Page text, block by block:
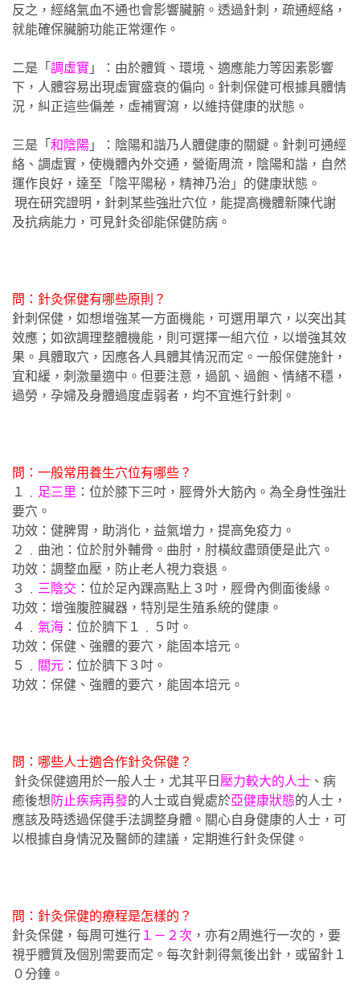
反之，經絡氣血不通也會影響臟腑。透過針刺，疏通經絡，
就能確保臟腑功能正常運作。
二是「調虛實 」：由於體質、環境、適應能力等因素影響
下，人體容易出現虛實盛衰的偏向。針刺保健可根據具體情
況，糾正這些偏差，虛補實瀉，以維持健康的狀態。
三是「和陰陽 」：陰陽和諧乃人體健康的關鍵。針刺可通經
絡、調虛實，使機體內外交通，營衛周流，陰陽和諧，自然
運作良好，達至「陰平陽秘，精神乃治」的健康狀態。
現在研究證明，針刺某些強壯穴位，能提高機體新陳代謝
及抗病能力，可見針灸卻能保健防病。
問：針灸保健有哪些原則？
針刺保健，如想增強某一方面機能，可選用單穴，以突出其
效應；如欲調理整體機能，則可選擇一組穴位，以增強其效
果。具體取穴，因應各人具體其情況而定。一般保健施針，
宜和緩，刺激量適中。但要注意，過飢、過飽、情緒不穩，
過勞，孕婦及身體過度虛弱者，均不宜進行針刺。
問：一般常用養生穴位有哪些？
１﹒
足三里 ：位於膝下三吋，脛骨外大筋內。為全身性強壯
要穴。
功效：健脾胃，助消化，益氣增力，提高免疫力。
２﹒曲池：位於肘外輔骨。曲肘，肘橫紋盡頭便是此穴。
功效：調整血壓，防止老人視力衰退。
３﹒
三陰交 ：位於足內踝高點上３吋，脛骨內側面後緣。
功效：增強腹腔臟器，特別是生殖系統的健康。
４﹒ 氣海 ：位於臍下１﹒５吋。
功效：保健、強體的要穴，能固本培元。
５﹒ 關元 ：位於臍下３吋。
功效：保健、強體的要穴，能固本培元。
問：哪些人士適合作針灸保健？
針灸保健適用於一般人士，尤其平日壓力較大的人士 、病
癒後想防止疾病再發的人士或自覺處於亞健康狀態的人士，
應該及時透過保健手法調整身體。關心自身健康的人士，可
以根據自身情況及醫師的建議，定期進行針灸保健。
問：針灸保健的療程是怎樣的？
針灸保健，每周可進行 １－２次 ，亦有2周進行一次的，要
視乎體質及個別需要而定。每次針刺得氣後出針，或留針１
０分鐘。